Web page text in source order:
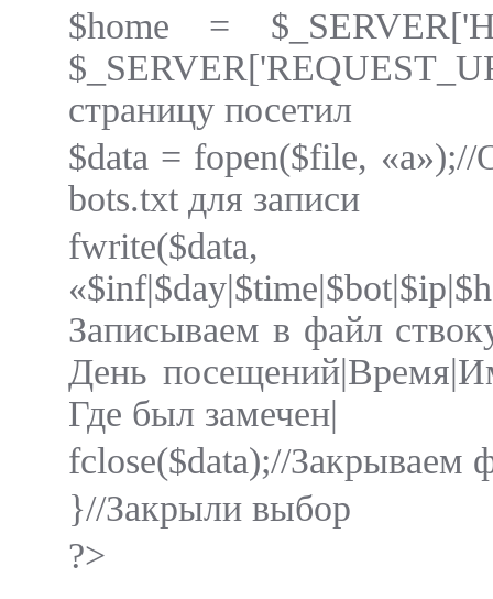
$home =
страницу посетил
$data = fopen($file,
bots.txt для записи
fwrite($data,
Записываем в файл
День
Где был замечен|
fclose($data);//Закрываем
}//Закрыли выбор
?>